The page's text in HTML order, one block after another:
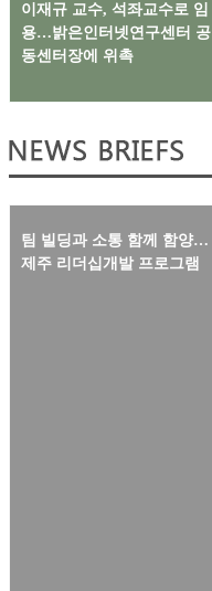
이재규 교수, 석좌교수로 임
용…밝은인터넷연구센터 공
동센터장에 위촉
팀 빌딩과 소통 함께 함양…
제주 리더십개발 프로그램